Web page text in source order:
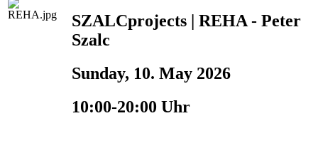
SZALCprojects | REHA - Peter
Szalc
Sunday, 10. May 2026
10:00-20:00 Uhr